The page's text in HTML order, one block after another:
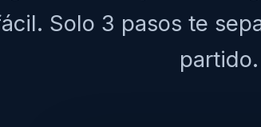
Solo 3 pasos te
partido.